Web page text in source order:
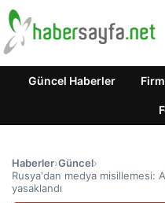
Güncel Haberler
Haberler›Güncel›
Rusya'dan medya misillemesi:
yasaklandı